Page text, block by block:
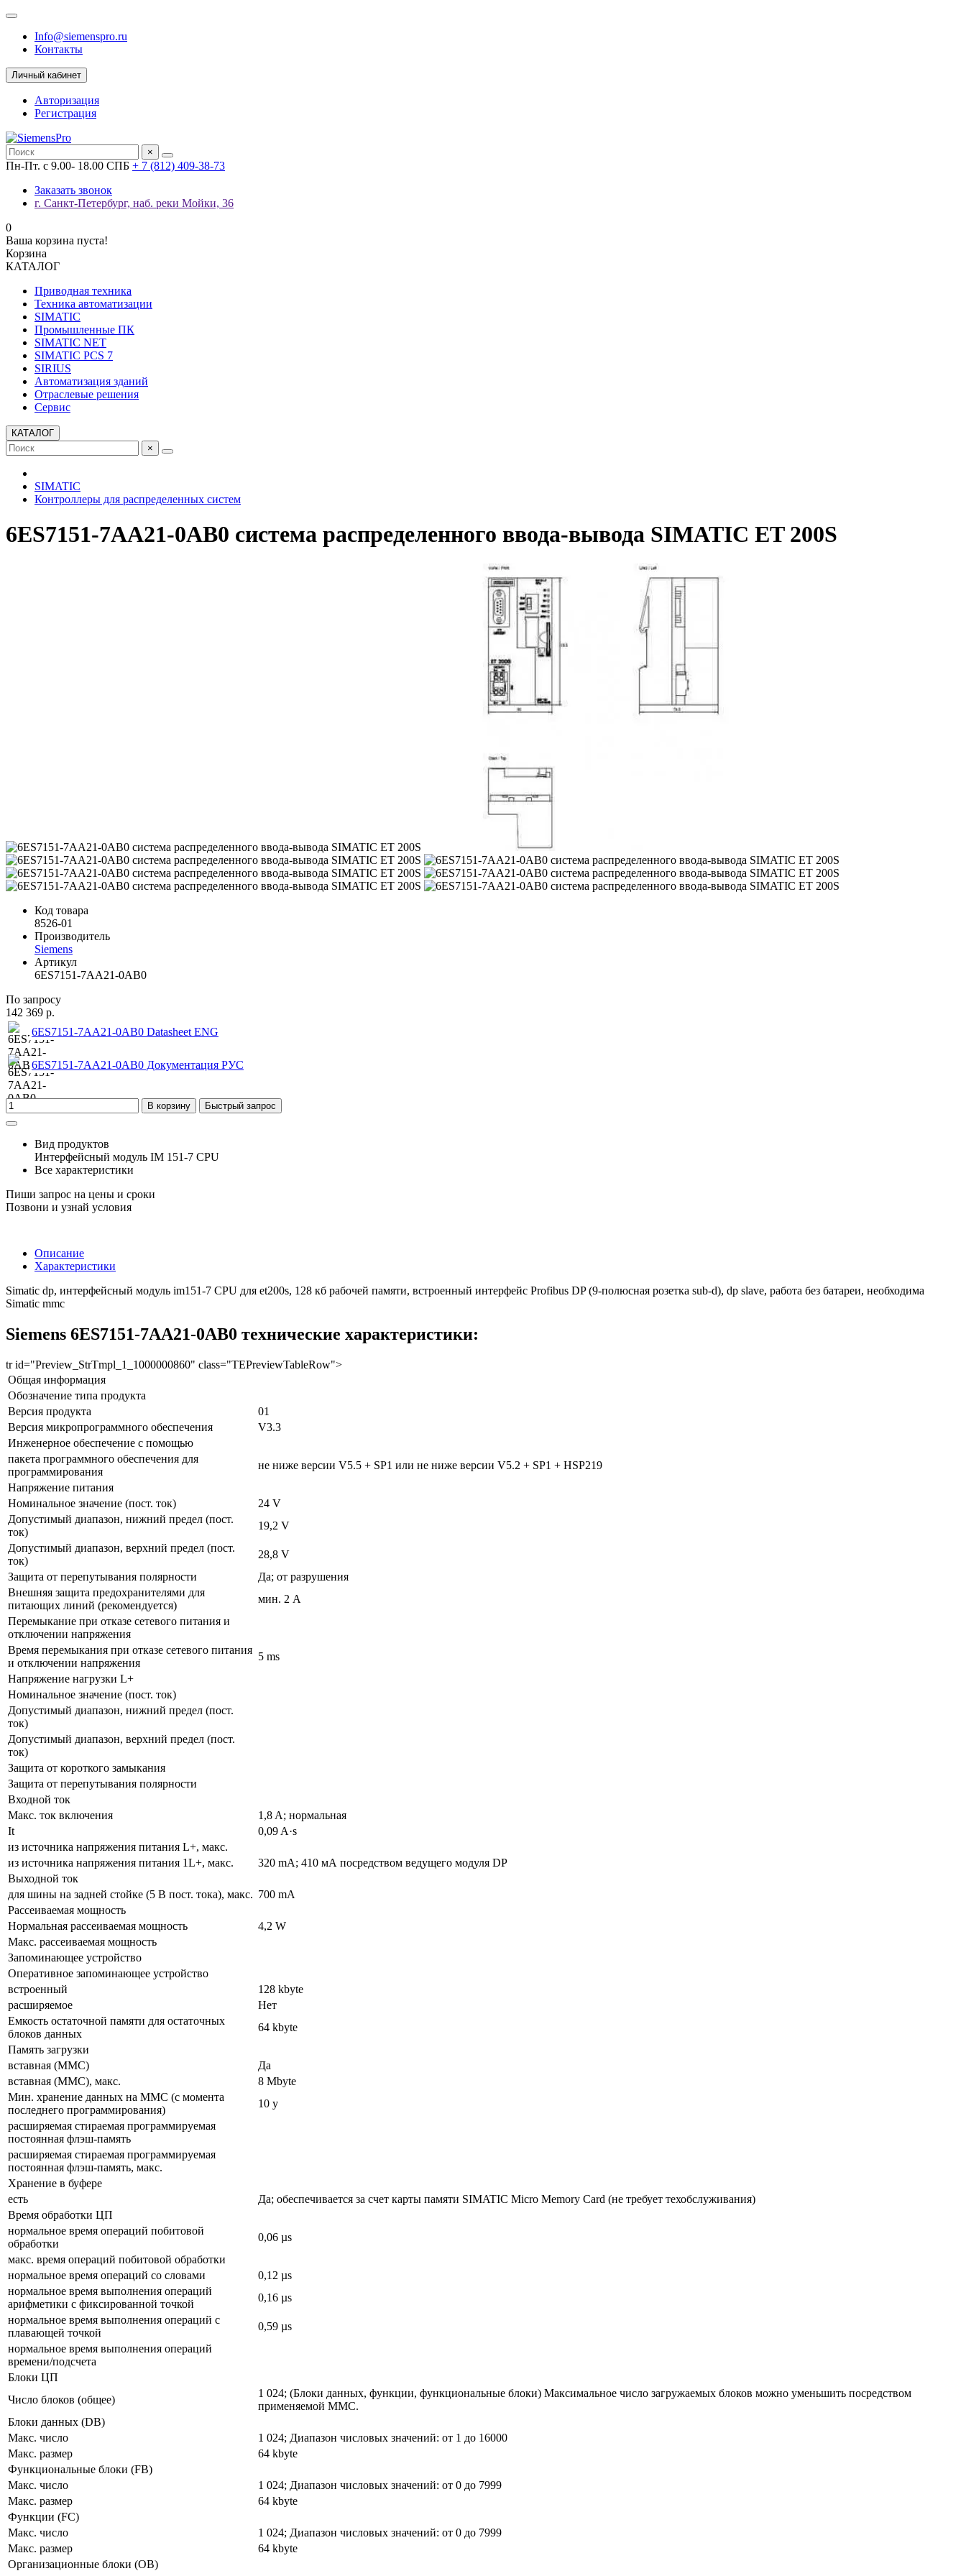
Info@siemenspro.ru
Контакты
Личный кабинет
Авторизация
Регистрация
×
Пн-Пт. с 9.00- 18.00 СПБ + 7 (812) 409-38-73
Заказать звонок
г. Санкт-Петербург, наб. реки Мойки, 36
0
Ваша корзина пуста!
Корзина
КАТАЛОГ
Приводная техника
Техника автоматизации
SIMATIC
Промышленные ПК
SIMATIC NET
SIMATIC PCS 7
SIRIUS
Автоматизация зданий
Отраслевые решения
Сервис
КАТАЛОГ
×
SIMATIC
Контроллеры для распределенных систем
6ES7151-7AA21-0AB0 система распределенного ввода-вывода SIMATIC ET 200S
Код товара
8526-01
Производитель
Siemens
Артикул
6ES7151-7AA21-0AB0
По запросу
142 369 р.
6ES7151-7AA21-0AB0 Datasheet ENG
6ES7151-7AA21-0AB0 Документация РУС
В корзину Быстрый запрос
Вид продуктов
Интерфейсный модуль IM 151-7 CPU
Все характеристики
Пиши запрос на цены и сроки
Позвони и узнай условия
Описание
Характеристики
Simatic dp, интерфейсный модуль im151-7 CPU для et200s, 128 кб рабочей памяти, встроенный интерфейс Profibus DP (9-полюсная розетка sub-d), dp slave, работа без батареи, необходима
Simatic mmc
Siemens 6ES7151-7AA21-0AB0 технические характеристики:
tr id="Preview_StrTmpl_1_1000000860" class="TEPreviewTableRow">
Общая информация
Обозначение типа продукта
Версия продукта
01
Версия микропрограммного обеспечения
V3.3
Инженерное обеспечение с помощью
пакета программного обеспечения для
программирования
не ниже версии V5.5 + SP1 или не ниже версии V5.2 + SP1 + HSP219
Напряжение питания
Номинальное значение (пост. ток)
24 V
Допустимый диапазон, нижний предел (пост.
ток)
19,2 V
Допустимый диапазон, верхний предел (пост.
ток)
28,8 V
Защита от перепутывания полярности
Да; от разрушения
Внешняя защита предохранителями для
питающих линий (рекомендуется)
мин. 2 A
Перемыкание при отказе сетевого питания и
отключении напряжения
Время перемыкания при отказе сетевого питания
и отключении напряжения
5 ms
Напряжение нагрузки L+
Номинальное значение (пост. ток)
Допустимый диапазон, нижний предел (пост.
ток)
Допустимый диапазон, верхний предел (пост.
ток)
Защита от короткого замыкания
Защита от перепутывания полярности
Входной ток
Макс. ток включения
1,8 A; нормальная
It
0,09 A·s
из источника напряжения питания L+, макс.
из источника напряжения питания 1L+, макс.
320 mA; 410 мА посредством ведущего модуля DP
Выходной ток
для шины на задней стойке (5 В пост. тока), макс. 700 mA
Рассеиваемая мощность
Нормальная рассеиваемая мощность
4,2 W
Макс. рассеиваемая мощность
Запоминающее устройство
Оперативное запоминающее устройство
встроенный
128 kbyte
расширяемое
Нет
Емкость остаточной памяти для остаточных
блоков данных
64 kbyte
Память загрузки
вставная (MMC)
Да
вставная (MMC), макс.
8 Mbyte
Мин. хранение данных на MMC (с момента
последнего программирования)
10 y
расширяемая стираемая программируемая
постоянная флэш-память
расширяемая стираемая программируемая
постоянная флэш-память, макс.
Хранение в буфере
есть
Да; обеспечивается за счет карты памяти SIMATIC Micro Memory Card (не требует техобслуживания)
Время обработки ЦП
нормальное время операций побитовой
обработки
0,06 µs
макс. время операций побитовой обработки
нормальное время операций со словами
0,12 µs
нормальное время выполнения операций
арифметики с фиксированной точкой
0,16 µs
нормальное время выполнения операций с
плавающей точкой
0,59 µs
нормальное время выполнения операций
времени/подсчета
Блоки ЦП
Число блоков (общее)
1 024; (Блоки данных, функции, функциональные блоки) Максимальное число загружаемых блоков можно уменьшить посредством
применяемой MMC.
Блоки данных (DB)
Макс. число
1 024; Диапазон числовых значений: от 1 до 16000
Макс. размер
64 kbyte
Функциональные блоки (FB)
Макс. число
1 024; Диапазон числовых значений: от 0 до 7999
Макс. размер
64 kbyte
Функции (FC)
Макс. число
1 024; Диапазон числовых значений: от 0 до 7999
Макс. размер
64 kbyte
Организационные блоки (OB)